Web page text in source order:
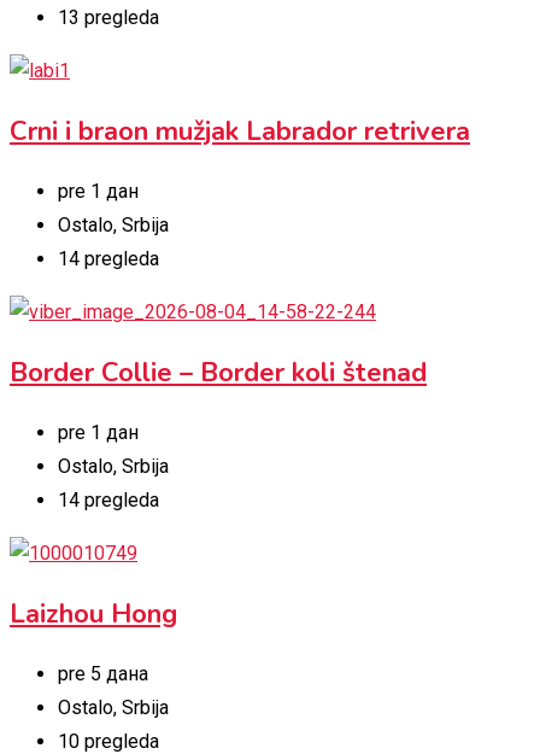
13 pregleda
Crni i braon mužjak Labrador retrivera
pre 1 дан
Ostalo, Srbija
14 pregleda
Border Collie – Border koli štenad
pre 1 дан
Ostalo, Srbija
14 pregleda
Laizhou Hong
pre 5 дана
Ostalo, Srbija
10 pregleda